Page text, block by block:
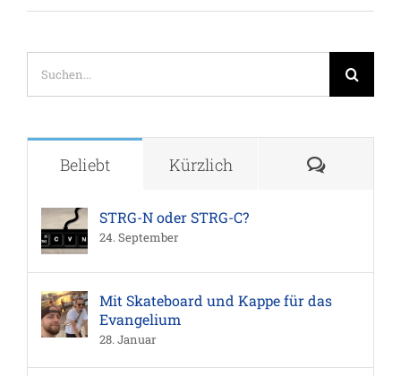
Beliebt Kürzlich
STRG-N oder STRG-C?
24. September
Mit Skateboard und Kappe für das
Evangelium
28. Januar